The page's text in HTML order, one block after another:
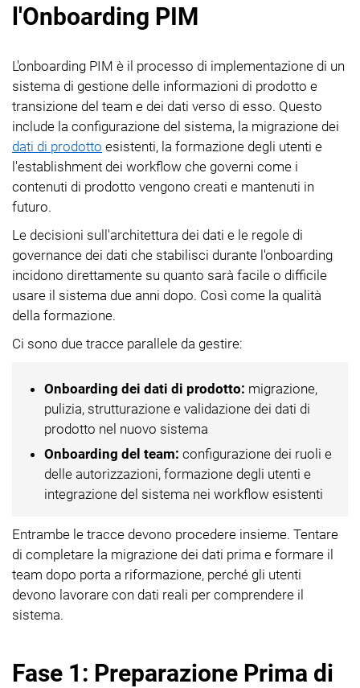
l'Onboarding PIM
L'onboarding PIM è il processo di implementazione di un
sistema di gestione delle informazioni di prodotto e
transizione del team e dei dati verso di esso. Questo
include la configurazione del sistema, la migrazione dei
dati di prodotto esistenti, la formazione degli utenti e
l'establishment dei workflow che governi come i
contenuti di prodotto vengono creati e mantenuti in
futuro.
Le decisioni sull'architettura dei dati e le regole di
governance dei dati che stabilisci durante l'onboarding
incidono direttamente su quanto sarà facile o difficile
usare il sistema due anni dopo. Così come la qualità
della formazione.
Ci sono due tracce parallele da gestire:
Onboarding dei dati di prodotto: migrazione,
pulizia, strutturazione e validazione dei dati di
prodotto nel nuovo sistema
Onboarding del team: configurazione dei ruoli e
delle autorizzazioni, formazione degli utenti e
integrazione del sistema nei workflow esistenti
Entrambe le tracce devono procedere insieme. Tentare
di completare la migrazione dei dati prima e formare il
team dopo porta a riformazione, perché gli utenti
devono lavorare con dati reali per comprendere il
sistema.
Fase 1: Preparazione Prima di